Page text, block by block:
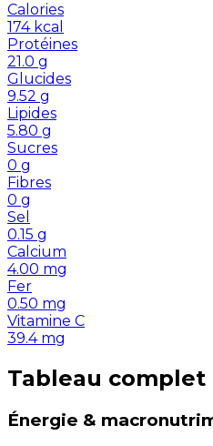
Calories
174 kcal
Protéines
21.0 g
Glucides
9.52 g
Lipides
5.80 g
Sucres
0 g
Fibres
0 g
Sel
0.15 g
Calcium
4.00 mg
Fer
0.50 mg
Vitamine C
39.4 mg
Tableau complet
Énergie &